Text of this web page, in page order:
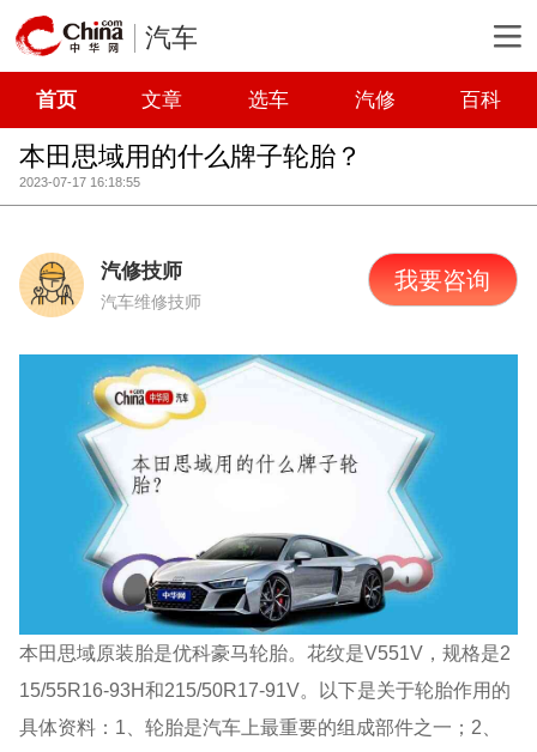
汽车
首页 文章 选车 汽修 百科
本田思域用的什么牌子轮胎？
2023-07-17 16:18:55
汽修技师
汽车维修技师
我要咨询
本田思域原装胎是优科豪马轮胎。花纹是V551V，规格是2
15/55R16-93H和215/50R17-91V。以下是关于轮胎作用的
具体资料：1、轮胎是汽车上最重要的组成部件之一；2、